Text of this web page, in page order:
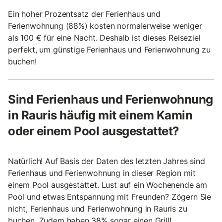
Ein hoher Prozentsatz der Ferienhaus und
Ferienwohnung (88%) kosten normalerweise weniger
als 100 € für eine Nacht. Deshalb ist dieses Reiseziel
perfekt, um günstige Ferienhaus und Ferienwohnung zu
buchen!
Sind Ferienhaus und Ferienwohnung
in Rauris häufig mit einem Kamin
oder einem Pool ausgestattet?
Natürlich! Auf Basis der Daten des letzten Jahres sind
Ferienhaus und Ferienwohnung in dieser Region mit
einem Pool ausgestattet. Lust auf ein Wochenende am
Pool und etwas Entspannung mit Freunden? Zögern Sie
nicht, Ferienhaus und Ferienwohnung in Rauris zu